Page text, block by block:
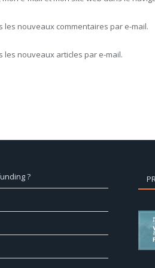
les nouveaux commentaires par e-mail.
les nouveaux articles par e-mail.
?